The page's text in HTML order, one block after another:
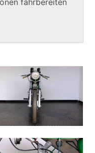
fahrbereiten